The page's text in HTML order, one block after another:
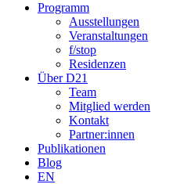
Programm
Ausstellungen
Veranstaltungen
f/stop
Residenzen
Über D21
Team
Mitglied werden
Kontakt
Partner:innen
Publikationen
Blog
EN